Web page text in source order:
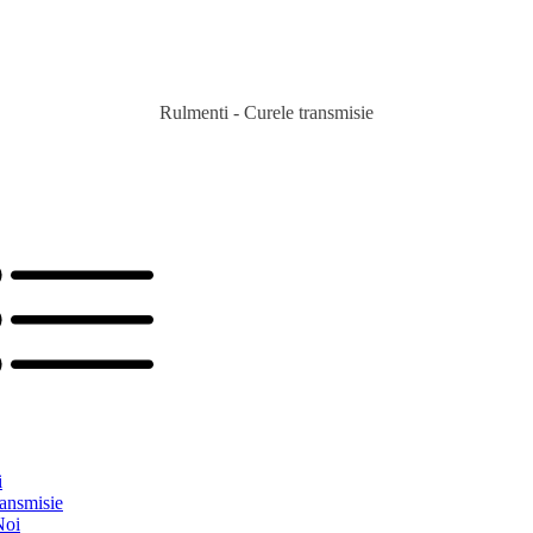
Rulmenti - Curele transmisie